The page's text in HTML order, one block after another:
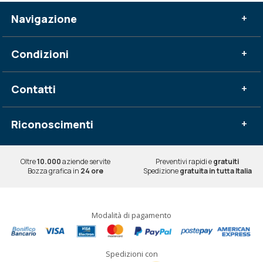
Navigazione +
Condizioni +
Contatti +
Riconoscimenti +
Oltre10.000aziende servite Preventivi rapidi egratuiti
Bozza grafica in 24 ore Spedizionegratuita in tutta Italia
Modalità di pagamento
Spedizioni con